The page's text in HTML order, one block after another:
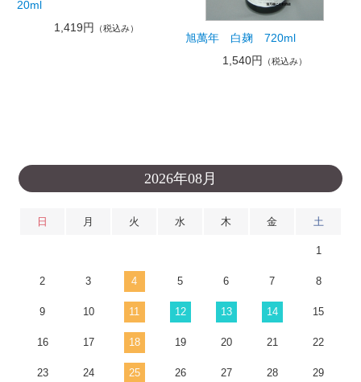
20ml
1,419円
（税込み）
旭萬年 白麹 720ml
1,540円
（税込み）
2026年08月
日 月 火 水 木 金 土
1
2 3 4 5 6 7 8
9 10 11 12 13 14 15
16 17 18 19 20 21 22
23 24 25 26 27 28 29